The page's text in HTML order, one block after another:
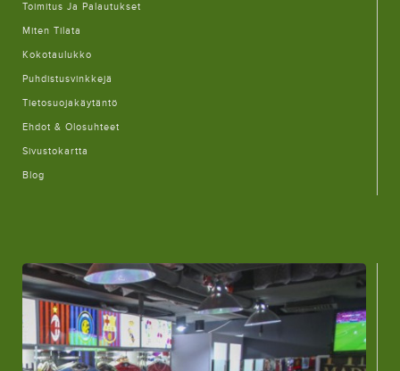
Toimitus Ja Palautukset
Miten Tilata
Kokotaulukko
Puhdistusvinkkejä
Tietosuojakäytäntö
Ehdot & Olosuhteet
Sivustokartta
Blog